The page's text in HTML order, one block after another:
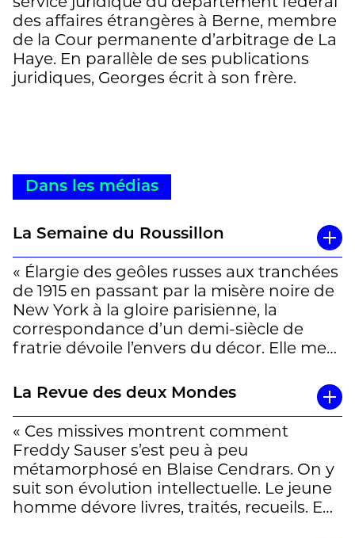
service juridique du département fédéral
des affaires étrangères à Berne, membre
de la Cour permanente d’arbitrage de La
Haye. En parallèle de ses publications
juridiques, Georges écrit à son frère.
Dans les médias
La Semaine du Roussillon
« Élargie des geôles russes aux tranchées
de 1915 en passant par la misère noire de
New York à la gloire parisienne, la
correspondance d’un demi-siècle de
fratrie dévoile l’envers du décor. Elle met
Sauser-Hall, le frère de Blaise Cendrars,
qui a porté à bout de bras… et de fonds,
le génie vacillant de son cadet. Un
document exceptionnel qui en
substituant l’image romantique du poète
à celle d’un dialogue fraternel, rend son
humanité à un géant de la littérature. »
La Revue des deux Mondes
« Ces missives montrent comment
Freddy Sauser s’est peu à peu
métamorphosé en Blaise Cendrars. On y
suit son évolution intellectuelle. Le jeune
homme dévore livres, traités, recueils. En